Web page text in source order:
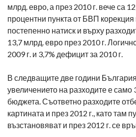
млрд. евро, а през 2010 г. вече са
процентни пункта от БВП корекция
постепенно натиск и върху
13,7 млрд. евро през 2010 г.
2009 г. и 3,7% дефицит за 2010 г.
В следващите две години
увеличението на разходите е
бюджета. Съответно разходите
картината и през 2012 г., като
възстановяват и през 2012 г. се